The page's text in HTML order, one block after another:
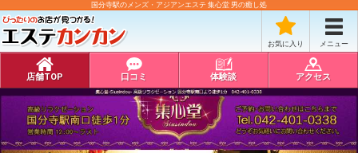
国分寺駅のメンズ・アジアンエステ 集心堂 男の癒し処
お気に入り メニュー
店舗TOP 口コミ 体験談 アクセス